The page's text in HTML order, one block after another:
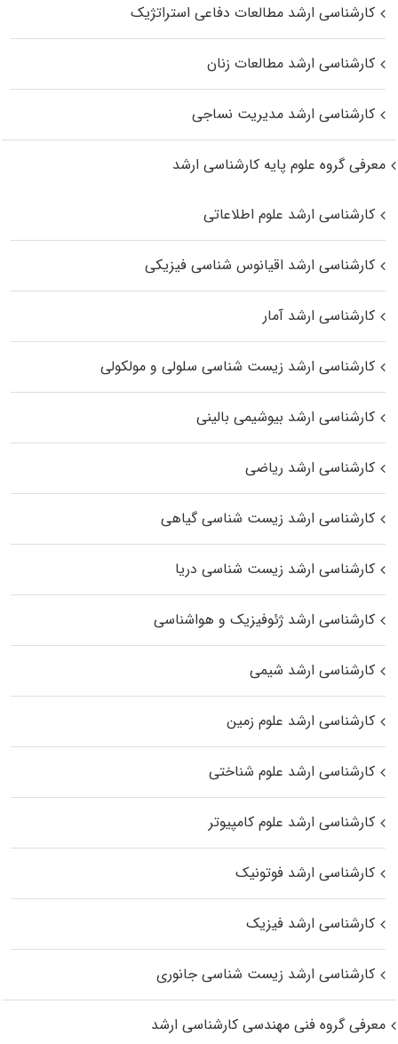
کارشناسی ارشد مطالعات دفاعی استراتژیک
کارشناسی ارشد مطالعات زنان
کارشناسی ارشد مدیریت نساجی
معرفی گروه علوم پایه کارشناسی ارشد
کارشناسی ارشد علوم اطلاعاتی
کارشناسی ارشد اقیانوس‌ شناسی فیزیکی
کارشناسی ارشد آمار
کارشناسی ارشد زیست شناسی سلولی و مولکولی
کارشناسی ارشد بیوشیمی بالینی
کارشناسی ارشد ریاضی
کارشناسی ارشد زیست‌ شناسی گیاهی
کارشناسی ارشد زیست‌ شناسی دریا
کارشناسی ارشد ژئوفیزیک و هواشناسی
کارشناسی ارشد شیمی
کارشناسی ارشد علوم زمین
کارشناسی ارشد علوم شناختی
کارشناسی ارشد علوم کامپیوتر
کارشناسی ارشد فوتونیک
کارشناسی ارشد فیزیک
کارشناسی ارشد زیست‌ شناسی جانوری
معرفی گروه فنی مهندسی کارشناسی ارشد